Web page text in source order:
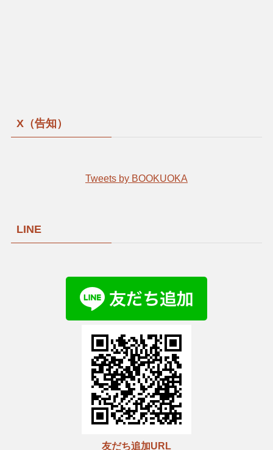
X（告知）
Tweets by BOOKUOKA
LINE
友だち追加URL